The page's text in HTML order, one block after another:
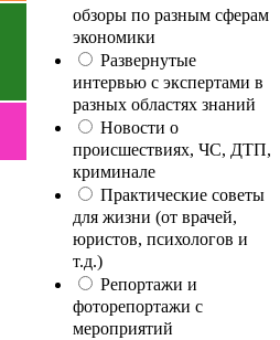
обзоры по разным сферам
экономики
Развернутые
интервью с экспертами в
разных областях знаний
Новости о
происшествиях, ЧС, ДТП,
криминале
Практические советы
для жизни (от врачей,
юристов, психологов и
т.д.)
Репортажи и
фоторепортажи с
мероприятий